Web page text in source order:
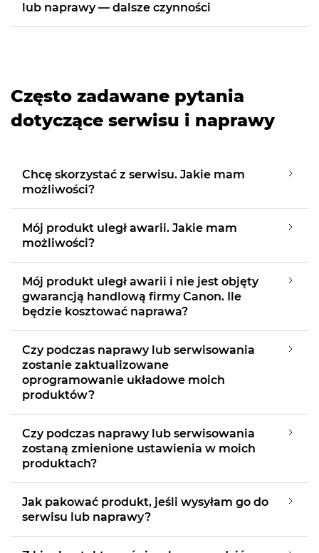
lub naprawy — dalsze czynności
Często zadawane pytania
dotyczące serwisu i naprawy
Chcę skorzystać z serwisu. Jakie mam
możliwości?
Mój produkt uległ awarii. Jakie mam
możliwości?
Mój produkt uległ awarii i nie jest objęty
gwarancją handlową firmy Canon. Ile
będzie kosztować naprawa?
Czy podczas naprawy lub serwisowania
zostanie zaktualizowane
oprogramowanie układowe moich
produktów?
Czy podczas naprawy lub serwisowania
zostaną zmienione ustawienia w moich
produktach?
Jak pakować produkt, jeśli wysyłam go do
serwisu lub naprawy?